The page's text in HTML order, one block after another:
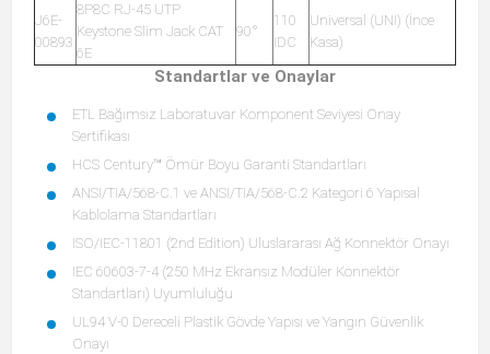
J6E-
00893
8P8C RJ-45 UTP
Keystone Slim Jack CAT
6E
90°
110
IDC
Universal (UNI) (İnce
Kasa)
Standartlar ve Onaylar
ETL Bağımsız Laboratuvar Komponent Seviyesi Onay
Sertifikası
HCS Century™ Ömür Boyu Garanti Standartları
ANSI/TIA/568-C.1 ve ANSI/TIA/568-C.2 Kategori 6 Yapısal
Kablolama Standartları
ISO/IEC-11801 (2nd Edition) Uluslararası Ağ Konnektör Onayı
IEC 60603-7-4 (250 MHz Ekransız Modüler Konnektör
Standartları) Uyumluluğu
UL94 V-0 Dereceli Plastik Gövde Yapısı ve Yangın Güvenlik
Onayı